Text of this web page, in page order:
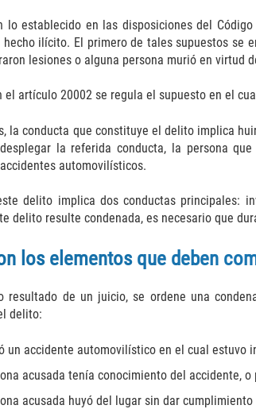
lo establecido en las disposiciones del
ilícito. El primero de tales supuestos se
lesiones o alguna persona murió en virtud
el artículo 20002 se regula el supuesto en el
la conducta que constituye el delito implica
la referida conducta, la persona
automovilísticos.
delito implica dos conductas principales:
delito resulte condenada, es necesario que
los elementos que deben
resultado de un juicio, se ordene una
delito:
un accidente automovilístico en el cual estuvo
acusada tenía conocimiento del accidente,
acusada huyó del lugar sin dar